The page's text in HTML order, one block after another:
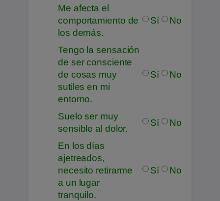
Me afecta el
comportamiento de
los demás.
Sí No
Tengo la sensación
de ser consciente
de cosas muy
sutiles en mi
entorno.
Sí No
Suelo ser muy
sensible al dolor.
Sí No
En los días
ajetreados,
necesito retirarme
a un lugar
tranquilo.
Sí No